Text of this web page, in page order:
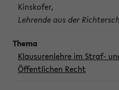
Kinskofer,
Lehrende aus der
Klausurenlehre im Straf-
Öffentlichen Recht